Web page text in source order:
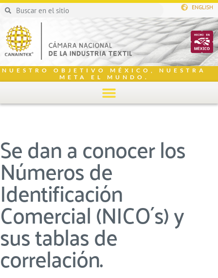
ENGLISH
NUESTRO OBJETIVO MÉXICO, NUESTRA
META EL MUNDO.
Se dan a conocer los
Números de
Identificación
Comercial (NICO´s) y
sus tablas de
correlación.